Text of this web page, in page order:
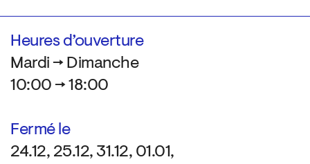
Heures d’ouverture
Mardi → Dimanche
10:00 → 18:00
Fermé le
24.12, 25.12, 31.12, 01.01,